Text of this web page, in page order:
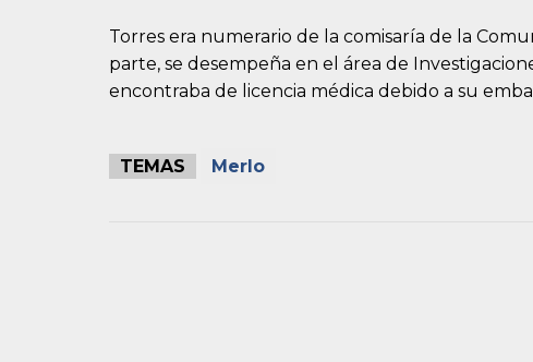
Torres era numerario de la comisaría de la
parte, se desempeña en el área de
encontraba de licencia médica debido a su
TEMAS Merlo